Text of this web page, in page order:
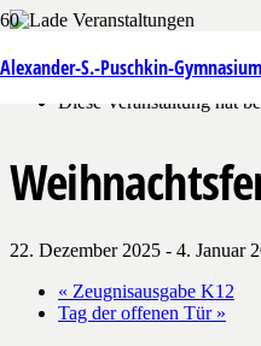
Alexander-S.-Puschkin-Gymnasium
« Alle Veranstaltungen
Diese Veranstaltung hat
22. Dezember 2025 - 4. Januar
« Zeugnisausgabe K12
Tag der offenen Tür »